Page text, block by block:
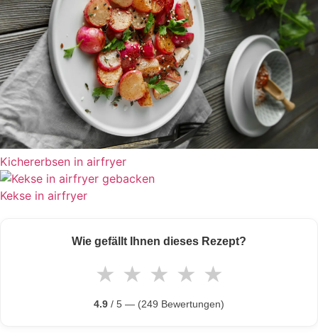
Kichererbsen in airfryer
Kekse in airfryer
Wie gefällt Ihnen dieses Rezept?
★ ★ ★ ★ ★
4.9 / 5 — (249 Bewertungen)